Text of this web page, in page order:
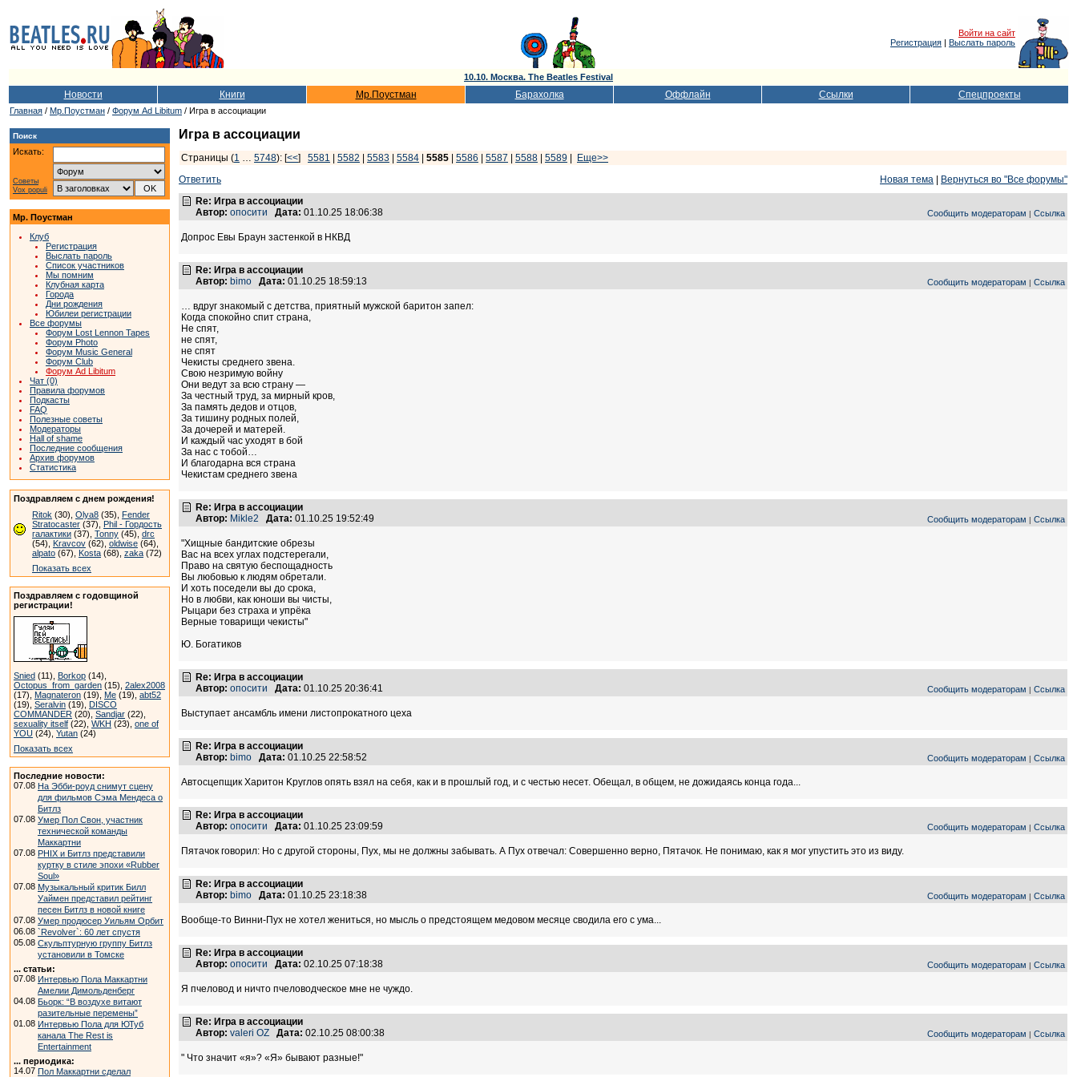
Войти на сайт
Регистрация | Выслать пароль
10.10. Москва. The Beatles Festival
Новости Книги Мр.Поустман Барахолка Оффлайн Ссылки Спецпроекты
Главная / Мр.Поустман / Форум Ad Libitum / Игра в ассоциации
Поиск
Искать:
Советы
Vox populi
Мр. Поустман
Клуб
Регистрация
Выслать пароль
Список участников
Мы помним
Клубная карта
Города
Дни рождения
Юбилеи регистрации
Все форумы
Форум Lost Lennon Tapes
Форум Photo
Форум Music General
Форум Club
Форум Ad Libitum
Чат (0)
Правила форумов
Подкасты
FAQ
Полезные советы
Модераторы
Hall of shame
Последние сообщения
Архив форумов
Статистика
Поздравляем с днем рождения!
Ritok (30), Olya8 (35), Fender
Stratocaster (37), Phil - Гордость
галактики (37), Tonny (45), drc
(54), Kravcov (62), oldwise (64),
alpato (67), Kosta (68), zaka (72)
Показать всех
Поздравляем с годовщиной
регистрации!
Snied (11), Borkop (14),
Octopus_from_garden (15), 2alex2008
(17), Magnateron (19), Me (19), abt52
(19), Seralvin (19), DISCO
COMMANDER (20), Sandjar (22),
sexuality itself (22), WKH (23), one of
YOU (24), Yutan (24)
Показать всех
Последние новости:
07.08 На Эбби-роуд снимут сцену
для фильмов Сэма Мендеса о
Битлз
07.08 Умер Пол Свон, участник
технической команды
Маккартни
07.08 PHIX и Битлз представили
куртку в стиле эпохи «Rubber
Soul»
07.08 Музыкальный критик Билл
Уаймен представил рейтинг
песен Битлз в новой книге
07.08 Умер продюсер Уильям Орбит
06.08 `Revolver`: 60 лет спустя
05.08 Скульптурную группу Битлз
установили в Томске
... статьи:
07.08 Интервью Пола Маккартни
Амелии Димольденберг
04.08 Бьорк: “В воздухе витают
разительные перемены”
01.08 Интервью Пола для ЮТуб
канала The Rest is
Entertainment
... периодика:
14.07 Пол Маккартни сделал
Игра в ассоциации
Страницы (1 … 5748): [<<] 5581 5582 5583 5584 5585 5586 5587 5588 5589
Еще>>
Ответить
Новая тема
Вернуться во "Все форумы"
Re: Игра в ассоциации
Автор: опосити Дата: 01.10.25 18:06:38 Сообщить модераторам Ссылка
Допрос Евы Браун застенкой в НКВД
Re: Игра в ассоциации
Автор: bimo Дата: 01.10.25 18:59:13 Сообщить модераторам Ссылка
… вдруг знакомый с детства, приятный мужской баритон запел:
Когда спокойно спит страна,
Не спят,
не спят,
не спят
Чекисты среднего звена.
Свою незримую войну
Они ведут за всю страну —
За честный труд, за мирный кров,
За память дедов и отцов,
За тишину родных полей,
За дочерей и матерей.
И каждый час уходят в бой
За нас с тобой…
И благодарна вся страна
Чекистам среднего звена
Re: Игра в ассоциации
Автор: Mikle2 Дата: 01.10.25 19:52:49 Сообщить модераторам Ссылка
"Хищные бандитские обрезы
Вас на всех углах подстерегали,
Право на святую беспощадность
Вы любовью к людям обретали.
И хоть поседели вы до срока,
Но в любви, как юноши вы чисты,
Рыцари без страха и упрёка
Верные товарищи чекисты"
Ю. Богатиков
Re: Игра в ассоциации
Автор: опосити Дата: 01.10.25 20:36:41 Сообщить модераторам Ссылка
Выступает ансамбль имени листопрокатного цеха
Re: Игра в ассоциации
Автор: bimo Дата: 01.10.25 22:58:52 Сообщить модераторам Ссылка
Автосцепщик Xаритон Kруглов опять взял на себя, как и в прошлый год, и с честью несет. Обещал, в общем, не дожидаясь конца года...
Re: Игра в ассоциации
Автор: опосити Дата: 01.10.25 23:09:59 Сообщить модераторам Ссылка
Пятачок говорил: Но с другой стороны, Пух, мы не должны забывать. А Пух отвечал: Совершенно верно, Пятачок. Не понимаю, как я мог упустить это из виду.
Re: Игра в ассоциации
Автор: bimo Дата: 01.10.25 23:18:38 Сообщить модераторам Ссылка
Вообще-то Винни-Пух не хотел жениться, но мысль о предстоящем медовом месяце сводила его с ума...
Re: Игра в ассоциации
Автор: опосити Дата: 02.10.25 07:18:38 Сообщить модераторам Ссылка
Я пчеловод и ничто пчеловодческое мне не чуждо.
Re: Игра в ассоциации
Автор: valeri OZ Дата: 02.10.25 08:00:38 Сообщить модераторам Ссылка
" Что значит «я»? «Я» бывают разные!"